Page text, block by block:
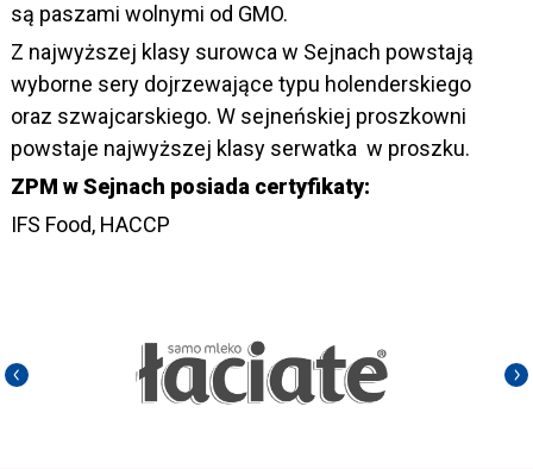
są paszami wolnymi od GMO.
Z najwyższej klasy surowca w Sejnach powstają
wyborne sery dojrzewające typu holenderskiego
oraz szwajcarskiego. W sejneńskiej proszkowni
powstaje najwyższej klasy serwatka w proszku.
ZPM w Sejnach posiada certyfikaty:
IFS Food, HACCP